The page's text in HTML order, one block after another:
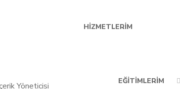
HIZMETLERIM
EĞITIMLERIM